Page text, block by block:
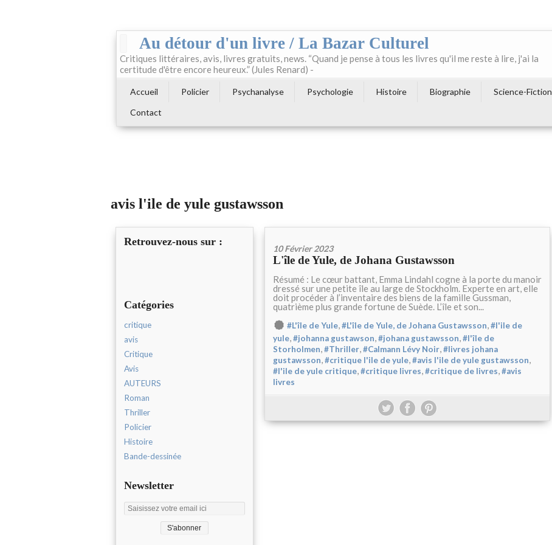
Au détour d'un livre / La Bazar Culturel
Critiques littéraires, avis, livres gratuits, news. “Quand je pense à tous les livres qu'il me reste à lire, j'ai la
certitude d'être encore heureux.” (Jules Renard) -
Accueil Policier Psychanalyse Psychologie Histoire Biographie Science-Fiction
Contact
avis l'ile de yule gustawsson
Retrouvez-nous sur :
Catégories
critique
avis
Critique
Avis
AUTEURS
Roman
Thriller
Policier
Histoire
Bande-dessinée
Newsletter
10 Février 2023
L'île de Yule, de Johana Gustawsson
Résumé : Le cœur battant, Emma Lindahl cogne à la porte du manoir
dressé sur une petite île au large de Stockholm. Experte en art, elle
doit procéder à l’inventaire des biens de la famille Gussman,
quatrième plus grande fortune de Suède. L’île et son...
#L'île de Yule,#L'île de Yule, de Johana Gustawsson,#l'ile de
yule,#johanna gustawson,#johana gustawsson,#l'île de
Storholmen,#Thriller,#Calmann Lévy Noir,#livres johana
gustawsson,#critique l'ile de yule,#avis l'ile de yule gustawsson,
#l'ile de yule critique,#critique livres,#critique de livres,#avis
livres